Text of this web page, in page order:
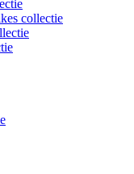
collectie